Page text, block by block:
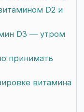
D2 и
D3 — утром
принимать
витамина